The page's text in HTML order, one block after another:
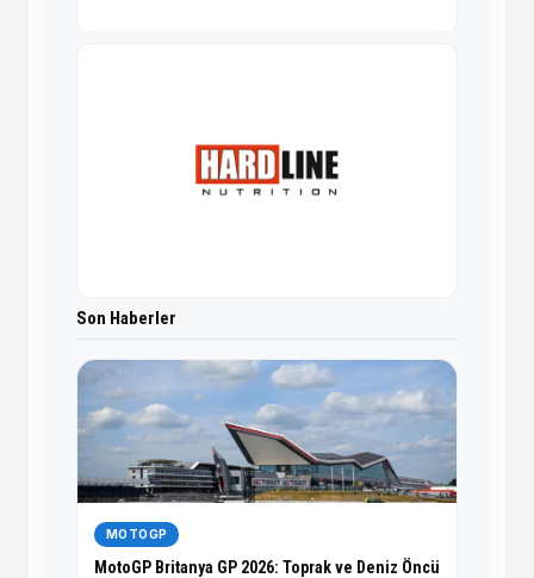
Son Haberler
MOTOGP
MotoGP Britanya GP 2026: Toprak ve Deniz Öncü